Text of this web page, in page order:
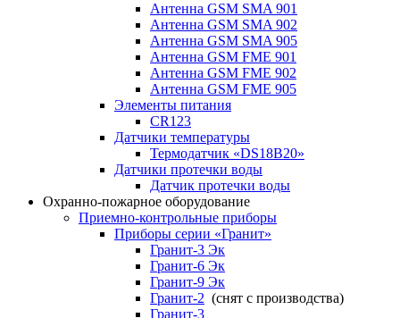
Антенна GSM SMA 901
Антенна GSM SMA 902
Антенна GSM SMA 905
Антенна GSM FME 901
Антенна GSM FME 902
Антенна GSM FME 905
Элементы питания
CR123
Датчики температуры
Термодатчик «DS18B20»
Датчики протечки воды
Датчик протечки воды
Охранно-пожарное оборудование
Приемно-контрольные приборы
Приборы серии «Гранит»
Гранит-3 Эк
Гранит-6 Эк
Гранит-9 Эк
Гранит-2 (снят с производства)
Гранит-3